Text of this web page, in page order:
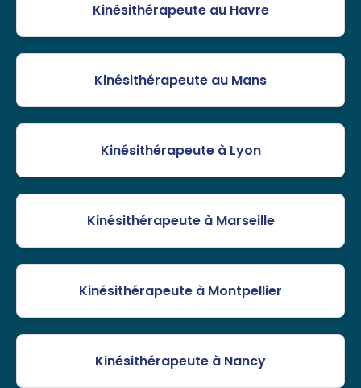
Kinésithérapeute au Havre
Kinésithérapeute au Mans
Kinésithérapeute à Lyon
Kinésithérapeute à Marseille
Kinésithérapeute à Montpellier
Kinésithérapeute à Nancy